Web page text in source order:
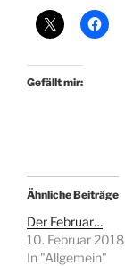
Gefällt mir:
Ähnliche Beiträge
Der Februar…
10. Februar 2018
In "Allgemein"